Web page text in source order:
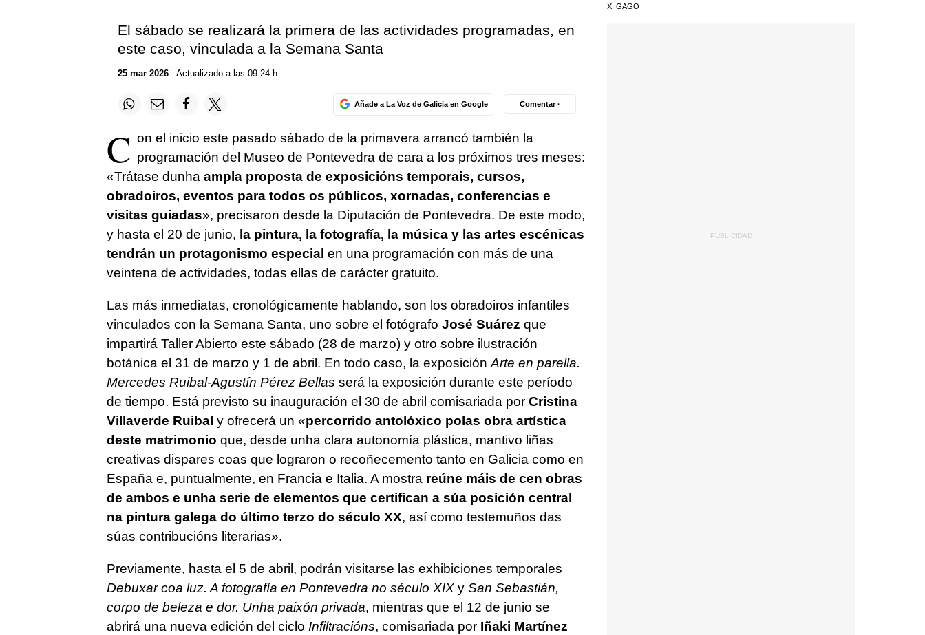
El sábado se realizará la primera de las actividades programadas, en
este caso, vinculada a la Semana Santa
25 mar 2026. Actualizado a las 09:24 h.
Añade a La Voz de Galicia en Google Comentar ·
C on el inicio este pasado sábado de la primavera arrancó también la
programación del Museo de Pontevedra de cara a los próximos tres meses:
«Trátase dunha ampla proposta de exposicións temporais, cursos,
obradoiros, eventos para todos os públicos, xornadas, conferencias e
visitas guiadas», precisaron desde la Diputación de Pontevedra. De este modo,
y hasta el 20 de junio, la pintura, la fotografía, la música y las artes escénicas
tendrán un protagonismo especial en una programación con más de una
veintena de actividades, todas ellas de carácter gratuito.
Las más inmediatas, cronológicamente hablando, son los obradoiros infantiles
vinculados con la Semana Santa, uno sobre el fotógrafo José Suárez que
impartirá Taller Abierto este sábado (28 de marzo) y otro sobre ilustración
botánica el 31 de marzo y 1 de abril. En todo caso, la exposiciónArte en parella.
Mercedes Ruibal-Agustín Pérez Bellas será la exposición durante este período
de tiempo. Está previsto su inauguración el 30 de abril comisariada por Cristina
Villaverde Ruibal y ofrecerá un «percorrido antolóxico polas obra artística
deste matrimonio que, desde unha clara autonomía plástica, mantivo liñas
creativas dispares coas que lograron o recoñecemento tanto en Galicia como en
España e, puntualmente, en Francia e Italia. A mostrareúne máis de cen obras
de ambos e unha serie de elementos que certifican a súa posición central
na pintura galega do último terzo do século XX, así como testemuños das
súas contribucións literarias».
Previamente, hasta el 5 de abril, podrán visitarse las exhibiciones temporales
Debuxar coa luz. A fotografía en Pontevedra no século XIXy San Sebastián,
corpo de beleza e dor. Unha paixón privada, mientras que el 12 de junio se
abrirá una nueva edición del ciclo Infiltracións, comisariada porIñaki Martínez
X. GAGO